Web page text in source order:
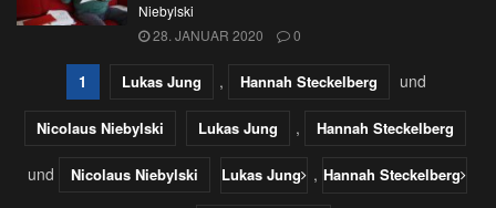
Niebylski
28. JANUAR 2020
0
1 Lukas Jung , Hannah Steckelberg und
Nicolaus Niebylski Lukas Jung , Hannah Steckelberg
und Nicolaus Niebylski Lukas Jung , Hannah Steckelberg